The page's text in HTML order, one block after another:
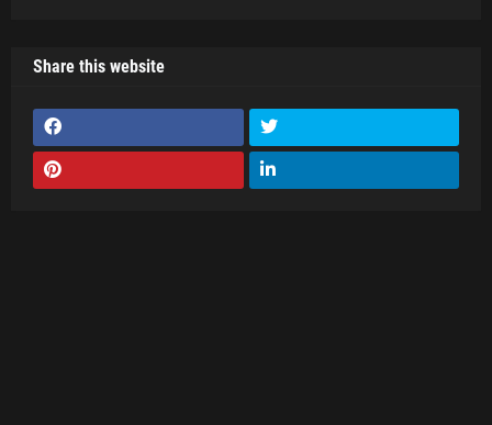
Share this website